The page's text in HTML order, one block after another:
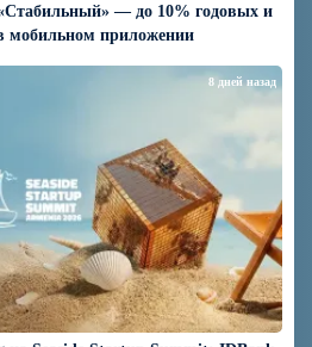
— до 10% годовых и
мобильном приложении
8 дней назад